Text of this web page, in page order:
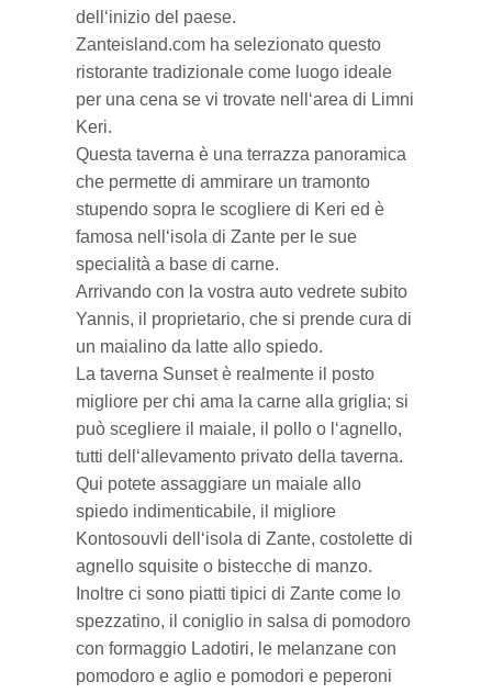
Villaggi del nord
dell‘inizio del paese.
Zanteisland.com ha selezionato questo
ristorante tradizionale come luogo ideale
per una cena se vi trovate nell‘area di Limni
Keri.
Questa taverna è una terrazza panoramica
che permette di ammirare un tramonto
stupendo sopra le scogliere di Keri ed è
famosa nell‘isola di Zante per le sue
specialità a base di carne.
Arrivando con la vostra auto vedrete subito
Yannis, il proprietario, che si prende cura di
un maialino da latte allo spiedo.
La taverna Sunset è realmente il posto
migliore per chi ama la carne alla griglia; si
può scegliere il maiale, il pollo o l‘agnello,
tutti dell‘allevamento privato della taverna.
Qui potete assaggiare un maiale allo
spiedo indimenticabile, il migliore
Kontosouvli dell‘isola di Zante, costolette di
agnello squisite o bistecche di manzo.
Inoltre ci sono piatti tipici di Zante come lo
spezzatino, il coniglio in salsa di pomodoro
con formaggio Ladotiri, le melanzane con
pomodoro e aglio e pomodori e peperoni